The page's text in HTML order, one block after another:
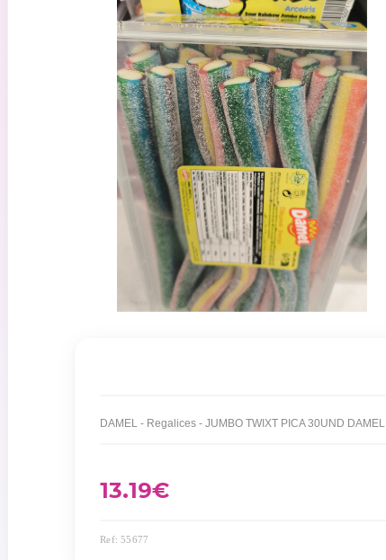
DAMEL - Regalices - JUMBO TWIXT PICA 30UND DAMEL
13.19€
Ref: 55677